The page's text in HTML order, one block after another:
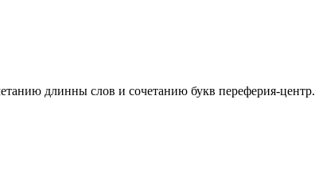
длинны слов и сочетанию букв переферия-центр.